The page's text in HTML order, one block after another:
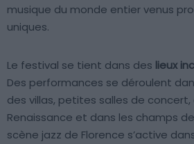
musique du monde entier venus
uniques.
Le festival se tient dans des lieux
Des performances se déroulent
des villas, petites salles de
Renaissance et dans les champs
scène jazz de Florence s’active